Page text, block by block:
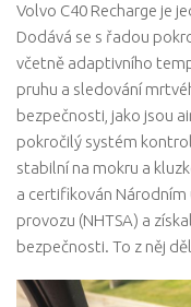
Volvo C40 Recharge je
Dodává se s řadou
včetně adaptivního
pruhu a sledování
bezpečnosti, jako jsou
pokročilý systém
stabilní na mokru a
a certifikován
provozu (NHTSA) a
bezpečnosti. To z něj